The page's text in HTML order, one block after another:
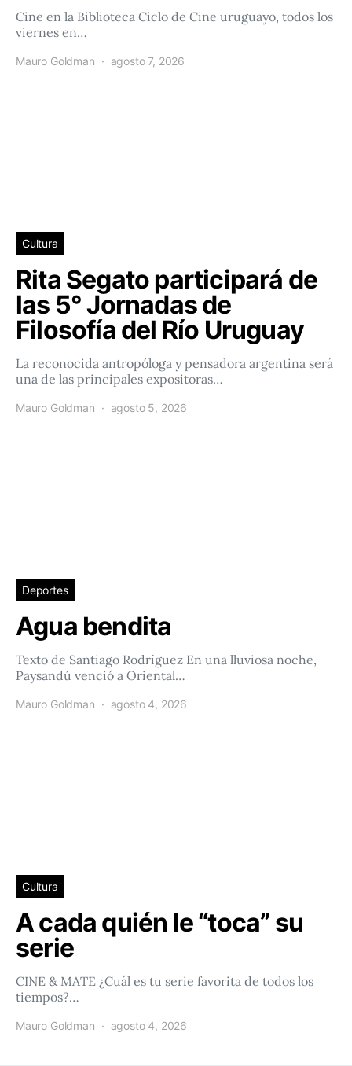
Cine en la Biblioteca Ciclo de Cine uruguayo, todos los
viernes en…
Mauro Goldman agosto 7, 2026
Cultura
Rita Segato participará de
las 5° Jornadas de
Filosofía del Río Uruguay
La reconocida antropóloga y pensadora argentina será
una de las principales expositoras…
Mauro Goldman agosto 5, 2026
Deportes
Agua bendita
Texto de Santiago Rodríguez En una lluviosa noche,
Paysandú venció a Oriental…
Mauro Goldman agosto 4, 2026
Cultura
A cada quién le “toca” su
serie
CINE & MATE ¿Cuál es tu serie favorita de todos los
tiempos?…
Mauro Goldman agosto 4, 2026